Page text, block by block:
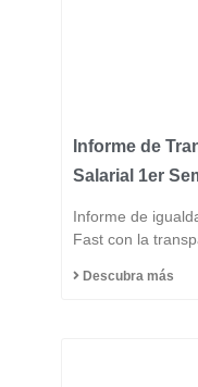
Informe de
Salarial 1er
Informe de
Fast con la
Descubra más